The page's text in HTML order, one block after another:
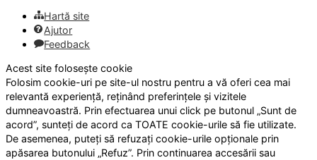
Hartă site
Ajutor
Feedback
Acest site folosește cookie
Folosim cookie-uri pe site-ul nostru pentru a vă oferi cea mai
relevantă experiență, reținând preferințele și vizitele
dumneavoastră. Prin efectuarea unui click pe butonul „Sunt de
acord”, sunteți de acord ca TOATE cookie-urile să fie utilizate.
De asemenea, puteți să refuzați cookie-urile opționale prin
apăsarea butonului „Refuz”. Prin continuarea accesării sau